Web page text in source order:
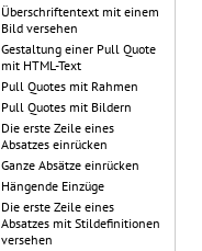
Überschriftentext mit einem
Bild versehen
Gestaltung einer Pull Quote
mit HTML-Text
Pull Quotes mit Rahmen
Pull Quotes mit Bildern
Die erste Zeile eines
Absatzes einrücken
Ganze Absätze einrücken
Hängende Einzüge
Die erste Zeile eines
Absatzes mit Stildefinitionen
versehen